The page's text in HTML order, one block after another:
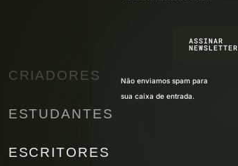
CRIADORES
ESTUDANTES
ESCRITORES
ASSINAR
NEWSLETTER
Não enviamos spam para
sua caixa de entrada.